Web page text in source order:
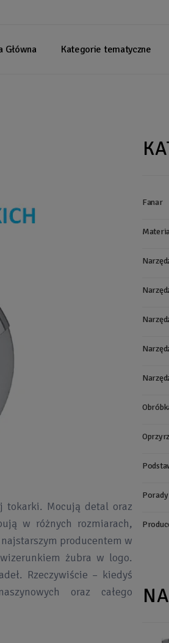
Główna Kategorie tematyczne
tokarki. Mocują detal oraz
w różnych rozmiarach,
producentem w
żubra w logo.
Rzeczywiście – kiedyś
oraz całego
Fanar
Porady